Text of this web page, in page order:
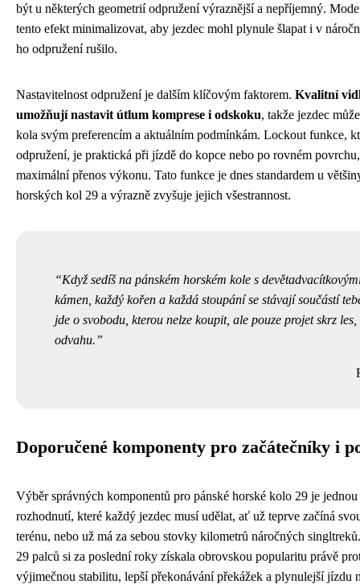
být u některých geometrií odpružení výraznější a nepříjemný.
tento efekt minimalizovat, aby jezdec mohl plynule šlapat i v
ho odpružení rušilo.
Nastavitelnost odpružení je dalším klíčovým faktorem. Kvalitní
umožňují nastavit útlum komprese i odskoku, takže jezdec
kola svým preferencím a aktuálním podmínkám. Lockout funkce,
odpružení, je praktická při jízdě do kopce nebo po rovném
maximální přenos výkonu. Tato funkce je dnes standardem u
horských kol 29 a výrazně zvyšuje jejich všestrannost.
Když sedíš na pánském horském kole s
kámen, každý kořen a každá stoupání se stávají součástí
jde o svobodu, kterou nelze koupit, ale pouze projet skrz
odvahu.
Doporučené komponenty pro začátečníky i
Výběr správných komponentů pro pánské horské kolo 29 je
rozhodnutí, které každý jezdec musí udělat, ať už teprve začíná
terénu, nebo už má za sebou stovky kilometrů náročných
29 palců si za poslední roky získala obrovskou popularitu právě
výjimečnou stabilitu, lepší překonávání překážek a plynulejší jízdu